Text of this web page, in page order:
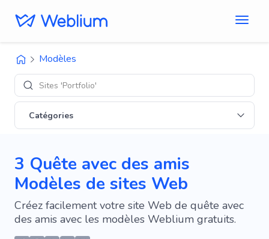
Modèles
Sites 'Portfolio'
Catégories
3 Quête avec des amis
Modèles de sites Web
Créez facilement votre site Web de quête avec
des amis avec les modèles Weblium gratuits.